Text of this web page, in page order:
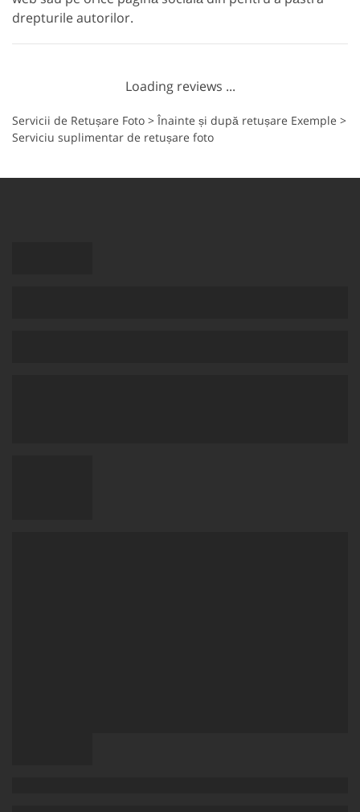
drepturile autorilor.
Loading reviews ...
Servicii de Retușare Foto >Înainte și după retușare Exemple >
Serviciu suplimentar de retușare foto